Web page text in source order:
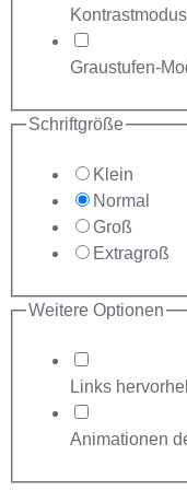
Kontrastmodus
Graustufen-
Schriftgröße
Klein
Normal
Groß
Extragroß
Weitere Optionen
Links
Animationen